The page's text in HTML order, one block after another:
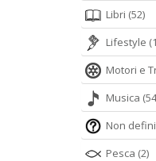
Libri (52)
Lifestyle
Motori e
Musica
Non
Pesca (2)